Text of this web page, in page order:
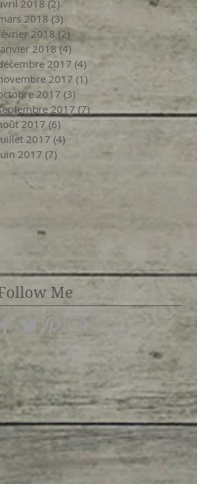
2018 (2) 2 posts
2018 (3) 3 posts
2018 (2)2 posts
2018 (4)
2017 (4) 4 posts
2017 (1)
2017 (3) 3 posts
2017 (7)7 posts
2017 (6)6 posts
2017 (4)
2017 (7)
Me